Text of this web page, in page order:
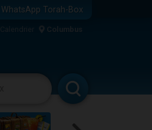
WhatsApp Torah-Box
Calendrier Columbus